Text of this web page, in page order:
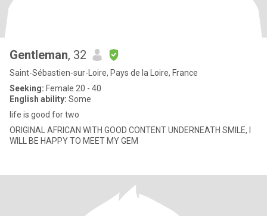
Gentleman, 32
Saint-Sébastien-sur-Loire, Pays de la Loire, France
Seeking: Female 20 - 40
English ability: Some
life is good for two
ORIGINAL AFRICAN WITH GOOD CONTENT UNDERNEATH SMILE, I
WILL BE HAPPY TO MEET MY GEM